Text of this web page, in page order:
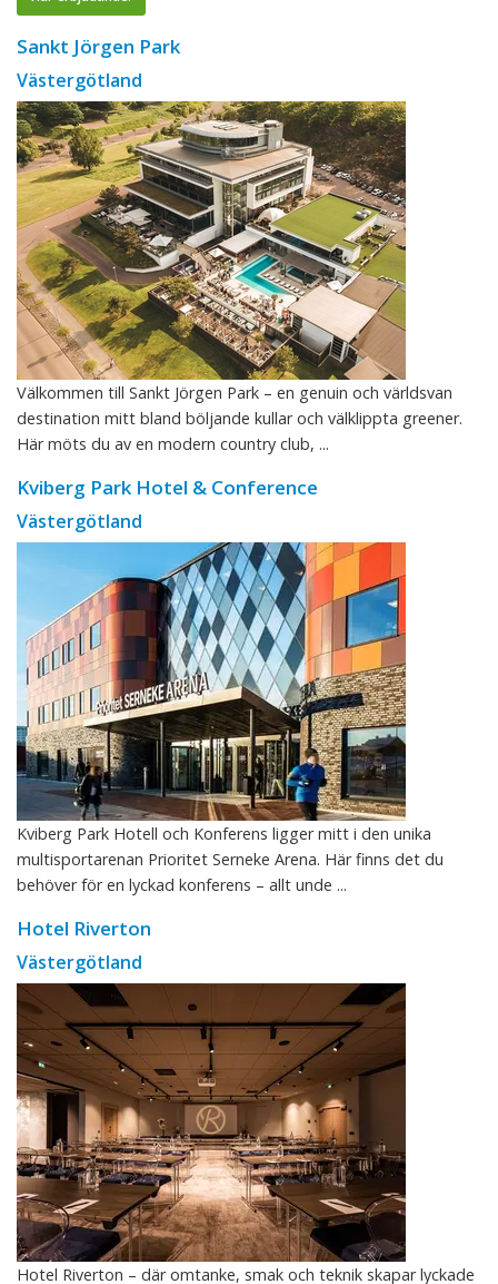
Sankt Jörgen Park
Västergötland
Välkommen till Sankt Jörgen Park – en genuin och världsvan
destination mitt bland böljande kullar och välklippta greener.
Här möts du av en modern country club, ...
Kviberg Park Hotel & Conference
Västergötland
Kviberg Park Hotell och Konferens ligger mitt i den unika
multisportarenan Prioritet Serneke Arena. Här finns det du
behöver för en lyckad konferens – allt unde ...
Hotel Riverton
Västergötland
Hotel Riverton – där omtanke, smak och teknik skapar lyckade